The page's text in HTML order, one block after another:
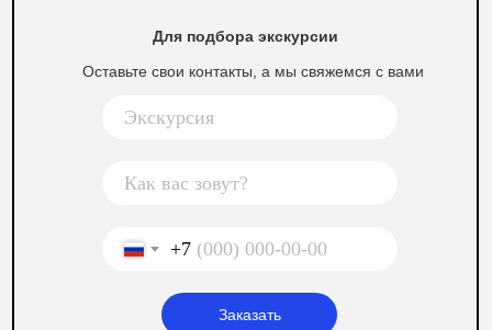
+7
Заказать
Оставьте свои контакты, а мы свяжемся с вами
Для подбора экскурсии